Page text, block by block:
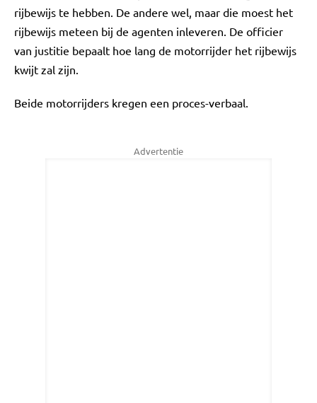
rijbewijs te hebben. De andere wel, maar die moest het
rijbewijs meteen bij de agenten inleveren. De officier
van justitie bepaalt hoe lang de motorrijder het rijbewijs
kwijt zal zijn.
Beide motorrijders kregen een proces-verbaal.
Advertentie